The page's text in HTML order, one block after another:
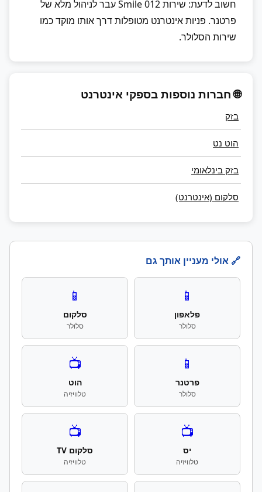
חשוב לדעת: שירות 012 Smile עבר לניהול מלא של
פרטנר. פניות אינטרנט מטופלות דרך אותו מוקד כמו
שירות הסלולר.
🌐 חברות נוספות בספקי אינטרנט
בזק
הוט נט
בזק בינלאומי
סלקום (אינטרנט)
🔗 אולי מעניין אותך גם
📱
פלאפון
סלולר
📱
סלקום
סלולר
📱
פרטנר
סלולר
📺
הוט
טלוויזיה
📺
יס
טלוויזיה
📺
סלקום TV
טלוויזיה